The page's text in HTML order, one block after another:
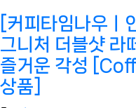
[커피타임나우ㅣ
그니처 더블샷 라
즐거운 각성
상품]